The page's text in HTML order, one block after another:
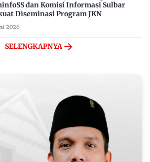
dan Komisi Informasi Sulbar
Diseminasi Program JKN
2026
SELENGKAPNYA